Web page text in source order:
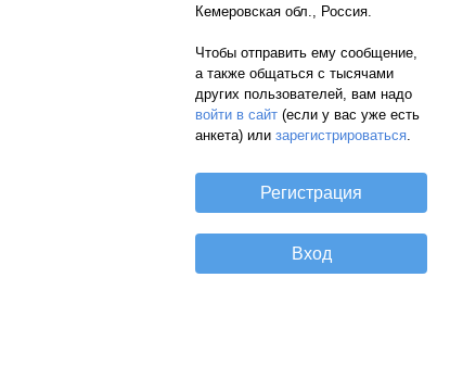
Кемеровская обл., Россия.
Чтобы отправить ему сообщение,
а также общаться с тысячами
других пользователей, вам надо
войти в сайт (если у вас уже есть
анкета) или зарегистрироваться.